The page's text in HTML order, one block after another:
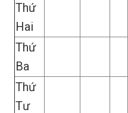
Thứ
Hai
Thứ
Ba
Thứ
Tư